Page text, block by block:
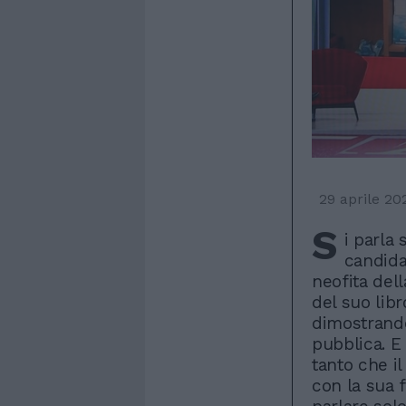
29 aprile
S i parla
neofita
del suo
pubblica.
tanto che il
con la sua